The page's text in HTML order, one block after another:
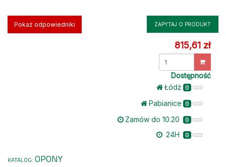
Pokaż odpowiedniki ZAPYTAJ O PRODUKT
815,61 zł
Dostępność
Łódż 0
Pabianice 0
Zamów do 10.20 0
24H 0
KATALOG: OPONY